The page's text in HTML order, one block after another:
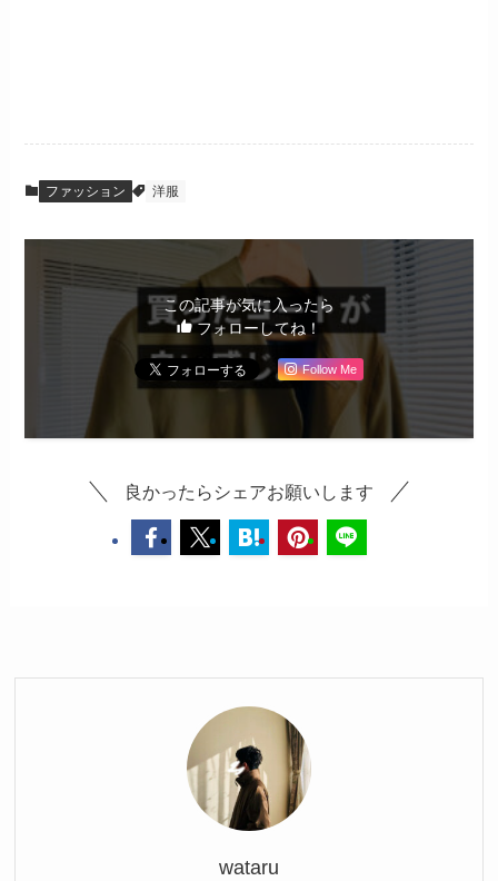
ファッション 洋服
この記事が気に入ったら
フォローしてね！
Follow Me
良かったらシェアお願いします
wataru